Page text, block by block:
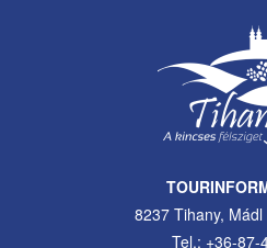
8237 Tihany,
Tel.: +36-87-